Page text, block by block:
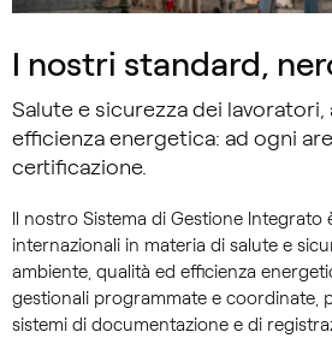
I nostri standard,
Salute e sicurezza dei
efficienza energetica: ad ogni
certificazione.
​Il nostro Sistema di Gestione
internazionali in materia di salute e
ambiente, qualità ed efficienza
gestionali programmate e coordinate,
sistemi di documentazione e di